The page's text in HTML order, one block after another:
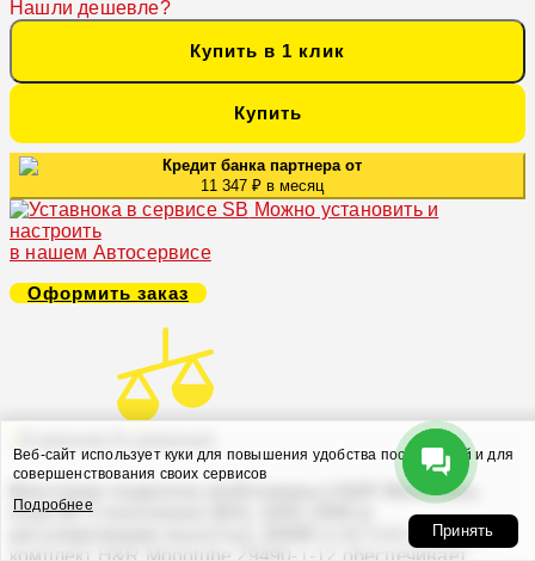
Нашли дешевле?
Купить в 1 клик
Купить
Кредит банка партнера от
11 347 ₽ в месяц
Можно установить и
настроить
в нашем Автосервисе
Оформить заказ
Винтовая подвеска (койловеры) H&R Monotube,
Audi 90 3 поколение (B4), 1991-1995 (с
Койловерный
комплект H&R Monotube 29490-1-12 обеспечивает
Веб-сайт использует куки для повышения удобства посетителей и для
совершенствования своих сервисов
Подробнее
Принять